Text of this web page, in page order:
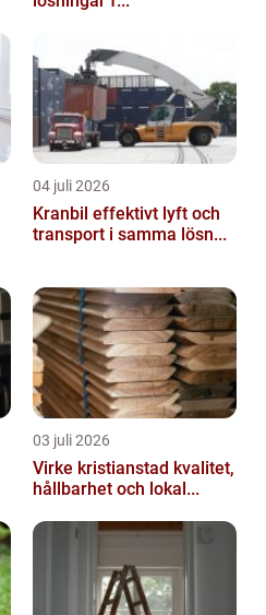
04 juli 2026
Kranbil effektivt lyft och
transport i samma lösn...
03 juli 2026
Virke kristianstad kvalitet,
hållbarhet och lokal...